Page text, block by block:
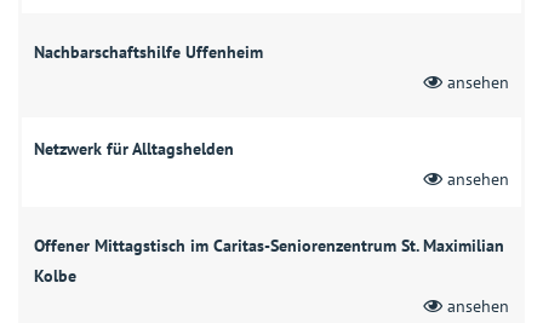
Nachbarschaftshilfe Uffenheim
ansehen
Netzwerk für Alltagshelden
ansehen
Offener Mittagstisch im Caritas-Seniorenzentrum St. Maximilian
Kolbe
ansehen